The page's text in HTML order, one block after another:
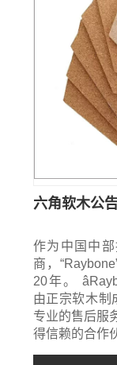
六角软木公
作为中国中
商，
20年。
由正宗软木制
专业的售后服
得信赖的合作